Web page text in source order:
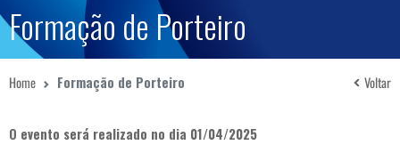
Formação de Porteiro
Home Formação de Porteiro Voltar
O evento será realizado no dia 01/04/2025